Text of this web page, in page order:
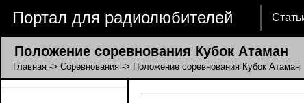
Портал для радиолюбителей
Положение соревнования Кубок Атаман
Главная -> Соревнования -> Положение соревнования Кубок Атаман